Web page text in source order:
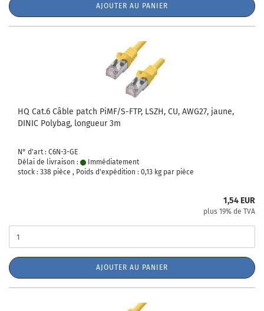
AJOUTER AU PANIER
HQ Cat.6 Câble patch PiMF/S-FTP, LSZH, CU, AWG27, jaune,
DINIC Polybag, longueur 3m
N° d'art : C6N-3-GE
Délai de livraison :
Immédiatement
stock : 338 pièce , Poids d'expédition : 0,13 kg par pièce
1,54 EUR
plus 19% de TVA
AJOUTER AU PANIER